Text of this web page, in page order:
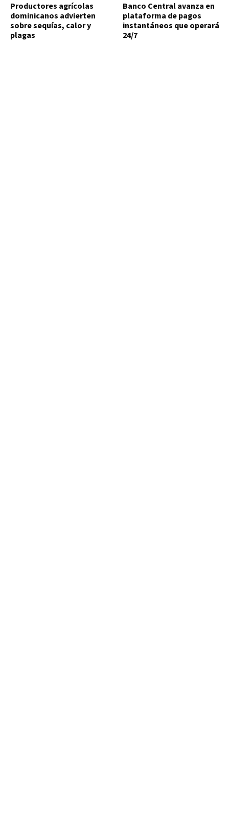
Productores agrícolas
dominicanos advierten
sobre sequías, calor y
plagas
Banco Central avanza en
plataforma de pagos
instantáneos que operará
24/7